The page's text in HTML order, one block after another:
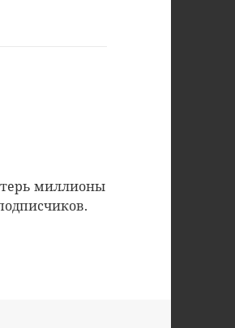
миллионы